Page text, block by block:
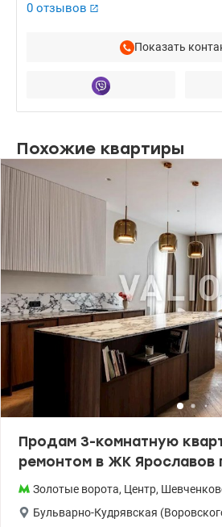
0 отзывов
Показать
Похожие квартиры
Продам 3-комнатную
ремонтом в ЖК Ярославов
Золотые ворота, Центр,
Бульварно-Кудрявская